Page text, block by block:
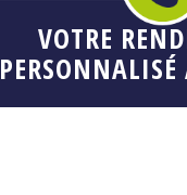
VOTRE